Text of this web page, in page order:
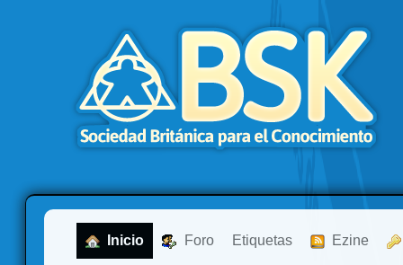
Inicio Foro Etiquetas Ezine